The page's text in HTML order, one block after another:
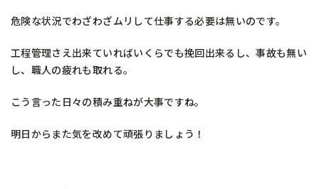
危険な状況でわざわざムリして仕事する必要は無いのです。
工程管理さえ出来ていればいくらでも挽回出来るし、事故も無い
し、職人の疲れも取れる。
こう言った日々の積み重ねが大事ですね。
明日からまた気を改めて頑張りましょう！